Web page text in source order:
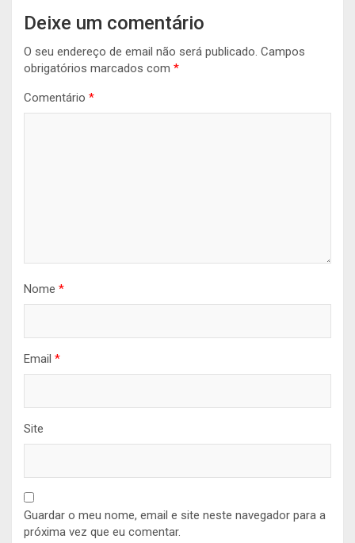
Deixe um comentário
O seu endereço de email não será publicado. Campos
obrigatórios marcados com *
Comentário *
Nome *
Email *
Site
Guardar o meu nome, email e site neste navegador para a
próxima vez que eu comentar.